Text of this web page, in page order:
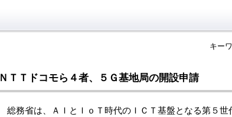
キー
ＮＴＴドコモら４者、５Ｇ基地局の開設申請
総務省は、ＡＩとＩｏＴ時代のＩＣＴ基盤となる第５